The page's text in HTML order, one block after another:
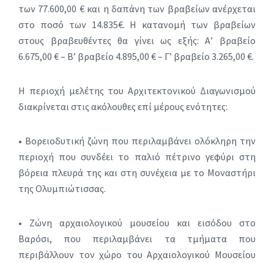
των 77.600,00 € και η δαπάνη των βραβείων ανέρχεται
στο ποσό των 14.835€. Η κατανομή των βραβείων
στους βραβευθέντες θα γίνει ως εξής: Α’ βραβείο
6.675,00 € – Β’ βραβείο 4.895,00 € – Γ’ βραβείο 3.265,00 €.
Η περιοχή μελέτης του Αρχιτεκτονικού Διαγωνισμού
διακρίνεται στις ακόλουθες επί μέρους ενότητες:
• Βορειοδυτική ζώνη που περιλαμβάνει ολόκληρη την
περιοχή που συνδέει το παλιό πέτρινο γεφύρι στη
βόρεια πλευρά της και στη συνέχεια με το Μοναστήρι
της Ολυμπιώτισσας.
• Ζώνη αρχαιολογικού μουσείου και εισόδου στο
Βαρόσι, που περιλαμβάνει τα τμήματα που
περιβάλλουν τον χώρο του Αρχαιολογικού Μουσείου